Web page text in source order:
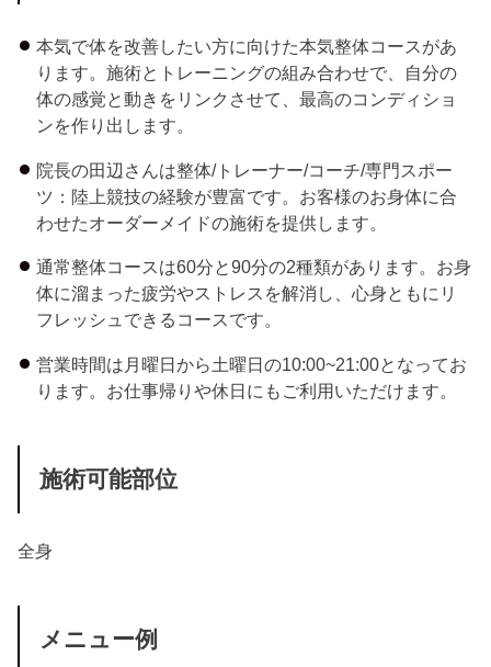
本気で体を改善したい方に向けた本気整体コースがあ
ります。施術とトレーニングの組み合わせで、自分の
体の感覚と動きをリンクさせて、最高のコンディショ
ンを作り出します。
院長の田辺さんは整体/トレーナー/コーチ/専門スポー
ツ：陸上競技の経験が豊富です。お客様のお身体に合
わせたオーダーメイドの施術を提供します。
通常整体コースは60分と90分の2種類があります。お身
体に溜まった疲労やストレスを解消し、心身ともにリ
フレッシュできるコースです。
営業時間は月曜日から土曜日の10:00~21:00となってお
ります。お仕事帰りや休日にもご利用いただけます。
施術可能部位
全身
メニュー例